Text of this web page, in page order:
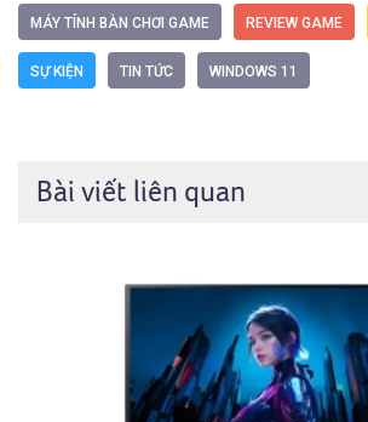
MÁY TÍNH BÀN CHƠI GAME REVIEW GAME
SỰ KIỆN TIN TỨC WINDOWS 11
Bài viết liên quan